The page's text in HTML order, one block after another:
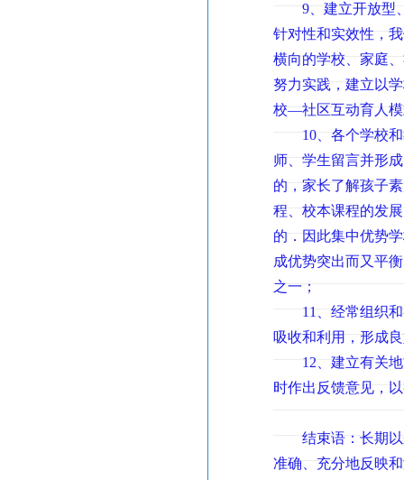
9、建立开放型、
针对性和实效性，
横向的学校、家庭
努力实践，建立以
校—社区互动育人
10、各个学校和
师、学生留言并形
的，家长了解孩子
程、校本课程的发
的．因此集中优势
成优势突出而又平
之一；
11、经常组织和
吸收和利用，形成
12、建立有关地
时作出反馈意见，
结束语：长期以
准确、充分地反映